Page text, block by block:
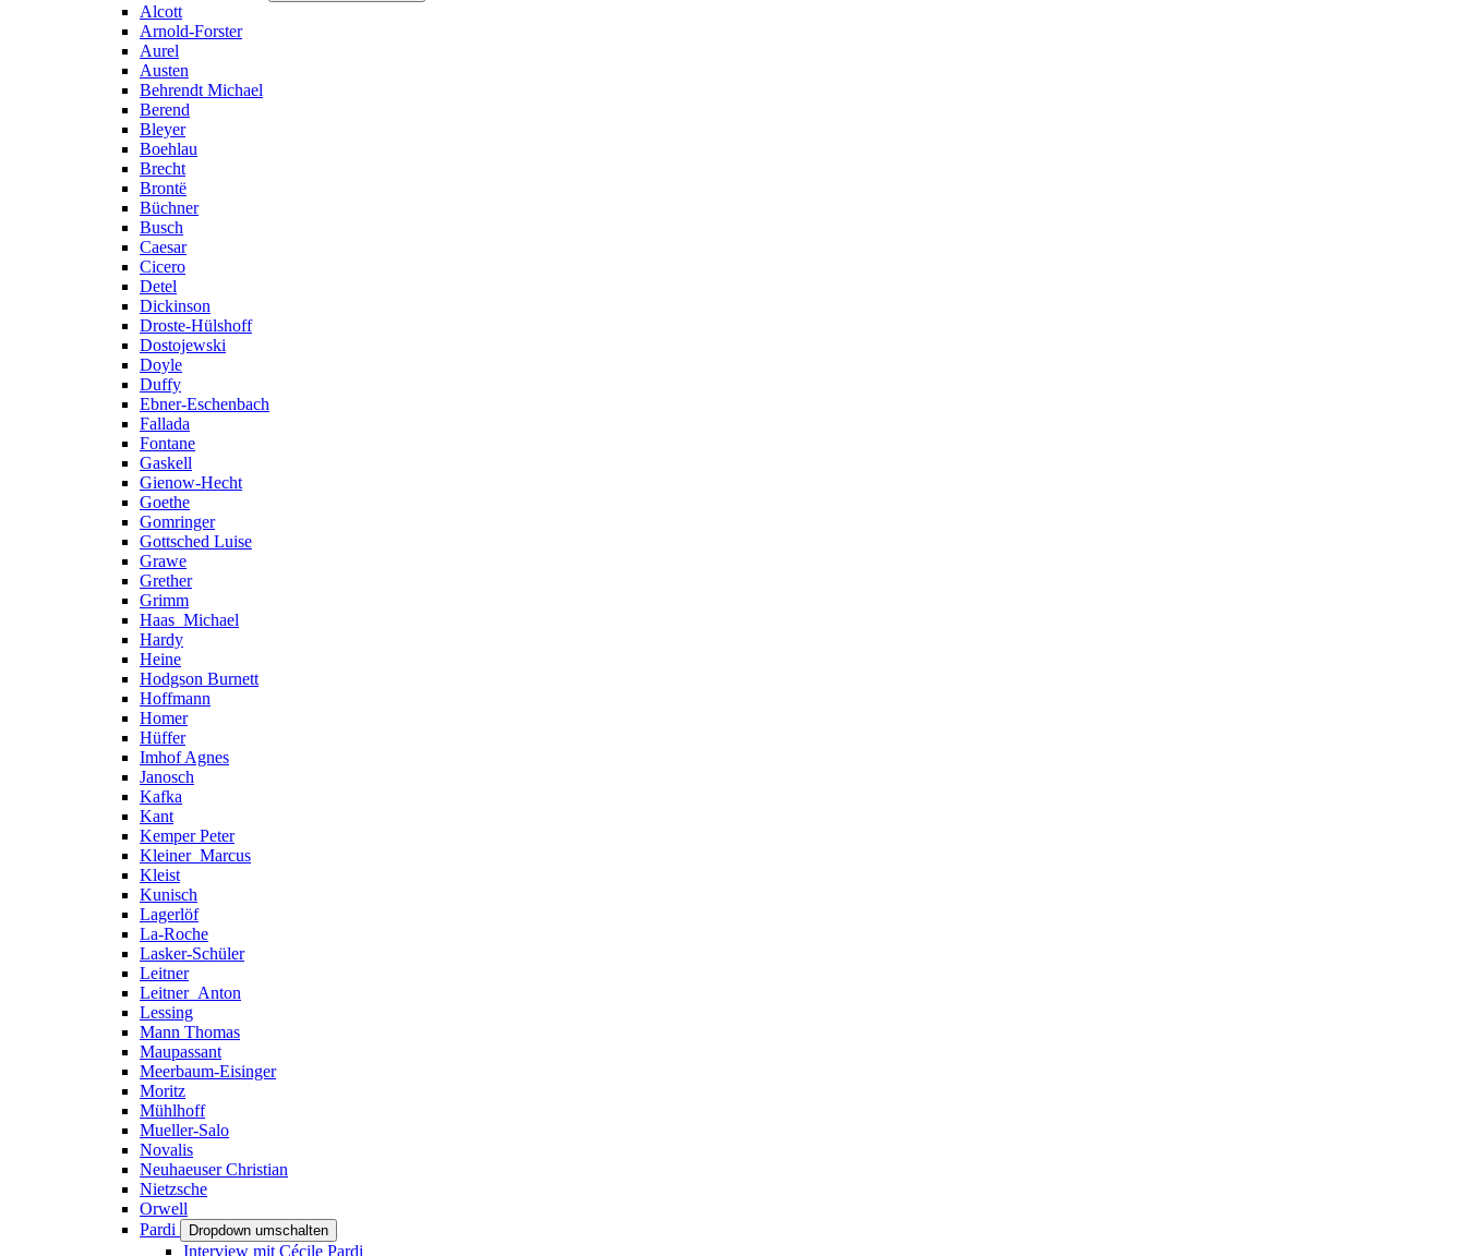
Alcott
Arnold-Forster
Aurel
Austen
Behrendt Michael
Berend
Bleyer
Boehlau
Brecht
Brontë
Büchner
Busch
Caesar
Cicero
Detel
Dickinson
Droste-Hülshoff
Dostojewski
Doyle
Duffy
Ebner-Eschenbach
Fallada
Fontane
Gaskell
Gienow-Hecht
Goethe
Gomringer
Gottsched Luise
Grawe
Grether
Grimm
Haas_Michael
Hardy
Heine
Hodgson Burnett
Hoffmann
Homer
Hüffer
Imhof Agnes
Janosch
Kafka
Kant
Kemper Peter
Kleiner_Marcus
Kleist
Kunisch
Lagerlöf
La-Roche
Lasker-Schüler
Leitner
Leitner_Anton
Lessing
Mann Thomas
Maupassant
Meerbaum-Eisinger
Moritz
Mühlhoff
Mueller-Salo
Novalis
Neuhaeuser Christian
Nietzsche
Orwell
Pardi
Dropdown umschalten
Interview mit Cécile Pardi